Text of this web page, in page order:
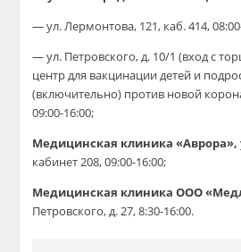
—ул. Лермонтова, 121, каб. 414,
—ул. Петровского, д. 10/1 (вход с
центр для вакцинации детей и
(включительно) против новой
09:00-16:00;
Медицинская клиника «Аврора»,
кабинет 208, 09:00-16:00;
Медицинская клиника ООО
Петровского, д. 27, 8:30-16:00.